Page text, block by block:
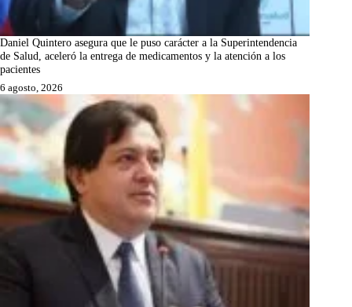
Daniel Quintero asegura que le puso carácter a la Superintendencia
de Salud, aceleró la entrega de medicamentos y la atención a los
pacientes
6 agosto, 2026